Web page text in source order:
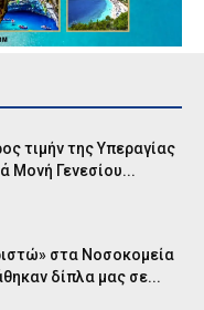
τιμήν της Υπεραγίας
Μονή Γενεσίου...
στα Νοσοκομεία
δίπλα μας σε...